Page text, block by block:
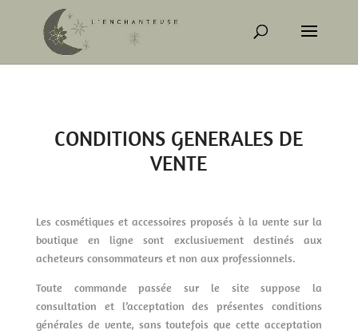
CONDITIONS GENERALES DE
VENTE
Les cosmétiques et accessoires proposés à la vente sur la
boutique en ligne sont exclusivement destinés aux
acheteurs consommateurs et non aux professionnels.
Toute commande passée sur le site suppose la
consultation et l’acceptation des présentes conditions
générales de vente, sans toutefois que cette acceptation